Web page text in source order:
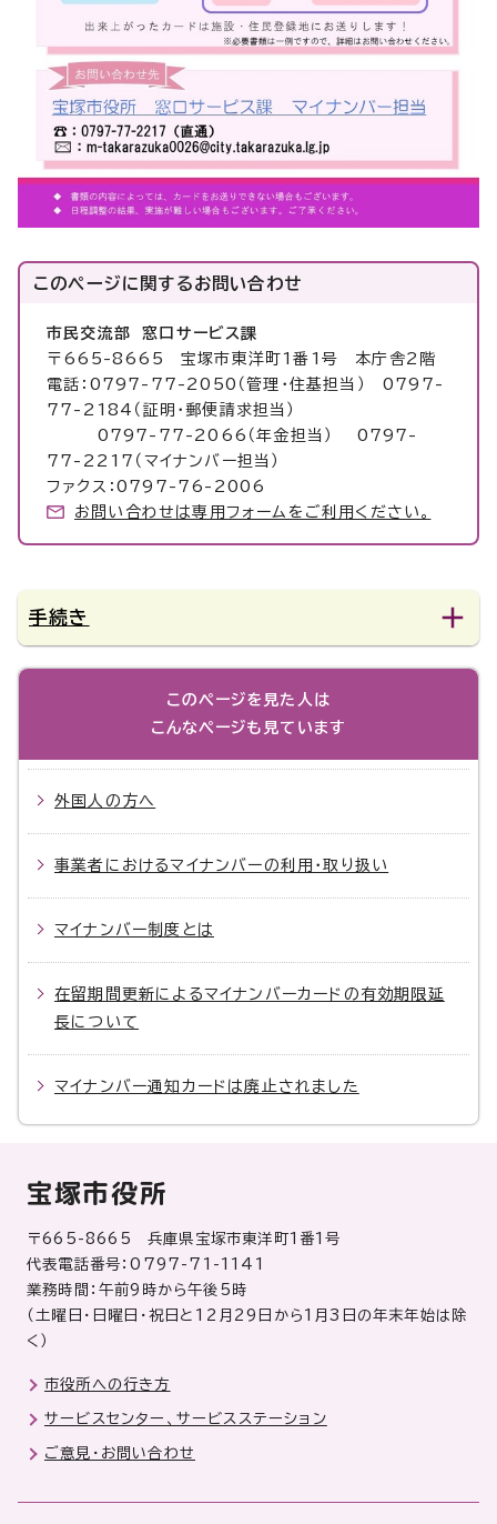
このページに関するお問い合わせ
市民交流部 窓口サービス課
〒665-8665 宝塚市東洋町1番1号 本庁舎2階
電話：0797-77-2050（管理・住基担当） 0797-
77-2184（証明・郵便請求担当）
0797-77-2066（年金担当） 0797-
77-2217（マイナンバー担当）
ファクス：0797-76-2006
お問い合わせは専用フォームをご利用ください。
手続き
このページを見た人は
こんなページも見ています
外国人の方へ
事業者におけるマイナンバーの利用・取り扱い
マイナンバー制度とは
在留期間更新によるマイナンバーカードの有効期限延
長について
マイナンバー通知カードは廃止されました
宝塚市役所
〒665-8665 兵庫県宝塚市東洋町1番1号
代表電話番号：0797-71-1141
業務時間：午前9時から午後5時
（土曜日・日曜日・祝日と12月29日から1月3日の年末年始は除
く）
市役所への行き方
サービスセンター、サービスステーション
ご意見・お問い合わせ